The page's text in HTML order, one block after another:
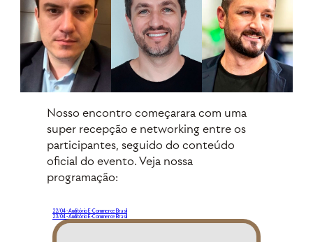
Nosso encontro começarara com uma
super recepção e networking entre os
participantes, seguido do conteúdo
oficial do evento. Veja nossa
programação:
22/04 - Auditório E-Commerce Brasil
23/04 - Auditório E-Commerce Brasil